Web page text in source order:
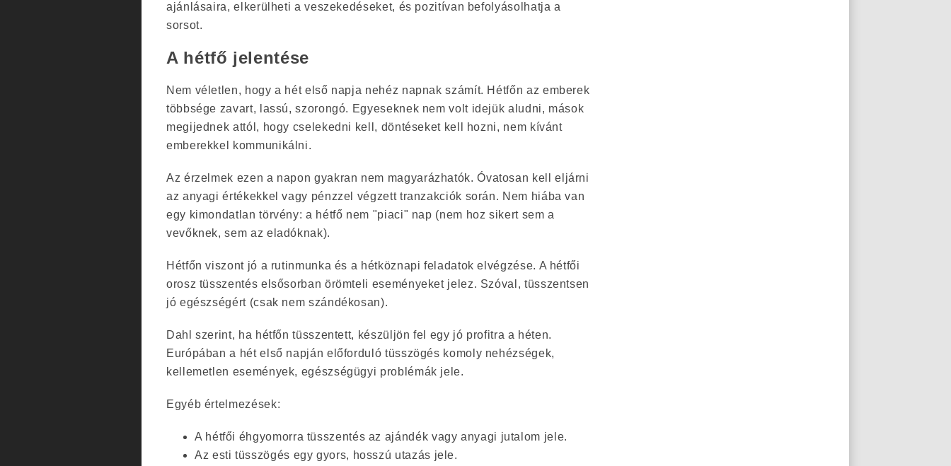
ajánlásaira, elkerülheti a veszekedéseket, és pozitívan befolyásolhatja a
sorsot.
A hétfő jelentése
Nem véletlen, hogy a hét első napja nehéz napnak számít. Hétfőn az emberek
többsége zavart, lassú, szorongó. Egyeseknek nem volt idejük aludni, mások
megijednek attól, hogy cselekedni kell, döntéseket kell hozni, nem kívánt
emberekkel kommunikálni.
Az érzelmek ezen a napon gyakran nem magyarázhatók. Óvatosan kell eljárni
az anyagi értékekkel vagy pénzzel végzett tranzakciók során. Nem hiába van
egy kimondatlan törvény: a hétfő nem "piaci" nap (nem hoz sikert sem a
vevőknek, sem az eladóknak).
Hétfőn viszont jó a rutinmunka és a hétköznapi feladatok elvégzése. A hétfői
orosz tüsszentés elsősorban örömteli eseményeket jelez. Szóval, tüsszentsen
jó egészségért (csak nem szándékosan).
Dahl szerint, ha hétfőn tüsszentett, készüljön fel egy jó profitra a héten.
Európában a hét első napján előforduló tüsszögés komoly nehézségek,
kellemetlen események, egészségügyi problémák jele.
Egyéb értelmezések:
A hétfői éhgyomorra tüsszentés az ajándék vagy anyagi jutalom jele.
Az esti tüsszögés egy gyors, hosszú utazás jele.